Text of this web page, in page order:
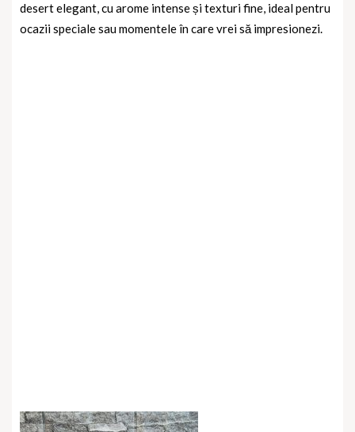
desert elegant, cu arome intense și texturi fine, ideal pentru
ocazii speciale sau momentele în care vrei să impresionezi.